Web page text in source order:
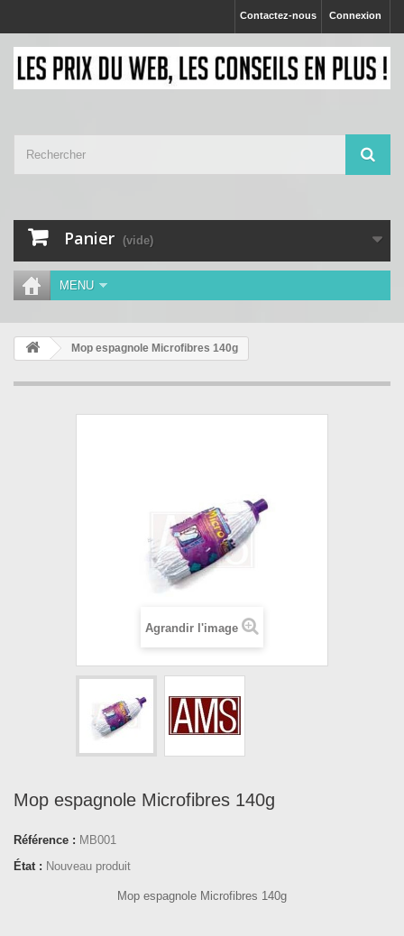
Connexion
Contactez-nous
Panier (vide)
MENU
Mop espagnole Microfibres 140g
Agrandir l'image
Mop espagnole Microfibres 140g
Référence : MB001
État : Nouveau produit
Mop espagnole Microfibres 140g